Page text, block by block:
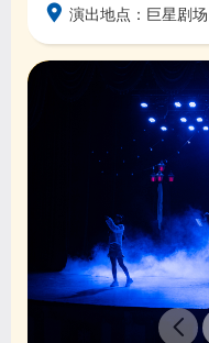
演出地点：巨星剧场